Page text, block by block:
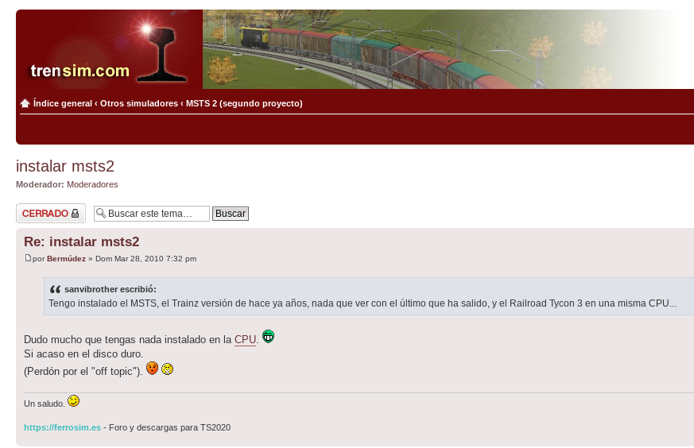
Índice general ‹ Otros simuladores ‹ MSTS 2 (segundo proyecto)
instalar msts2
Moderador: Moderadores
Tema cerrado
Re: instalar msts2
porBermúdez » Dom Mar 28, 2010 7:32 pm
sanvibrother escribió:
Tengo instalado el MSTS, el Trainz versión de hace ya años, nada que ver con el último que ha salido, y el Railroad Tycon 3 en una misma CPU...
Dudo mucho que tengas nada instalado en la CPU
Si acaso en el disco duro.
(Perdón por el "off topic").
Un saludo.
https://ferrosim.es - Foro y descargas para TS2020